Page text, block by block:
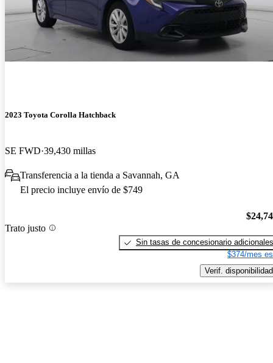
2023 Toyota Corolla Hatchback
SE FWD 39,430 millas
Transferencia a la tienda a Savannah, GA
El precio incluye envío de $749
Trato justo
Sin tasas de concesionario adicionales
$374/mes
Verif. disponibilidad